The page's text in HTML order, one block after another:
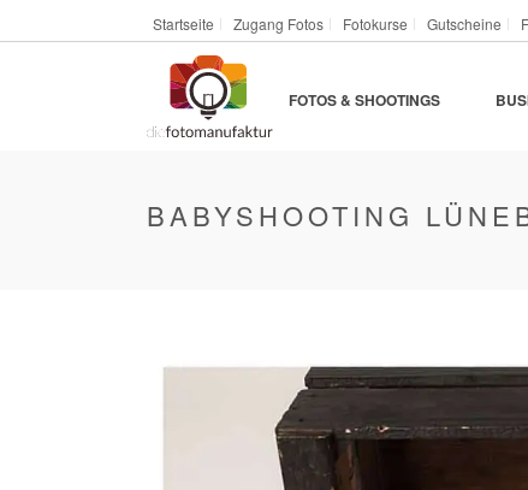
Startseite Zugang Fotos Fotokurse Gutscheine
FOTOS & SHOOTINGS
BABYSHOOTING